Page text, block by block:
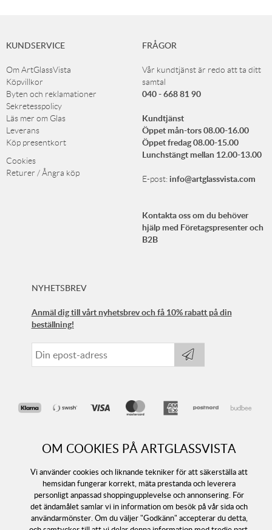
OM COOKIES PÅ ARTGLASSVISTA
Vi använder cookies och liknande tekniker för att säkerställa att
hemsidan fungerar korrekt, mäta prestanda och leverera
personligt anpassad shoppingupplevelse och annonsering. För
det ändamålet samlar vi in information om besök på vår sida och
användarmönster. Om du väljer "Godkänn" accepterar du detta,
KUNDSERVICE
Om ArtGlassVista
Köpvillkor
Byten och reklamationer
Sekretesspolicy
Läs mer om Glas
Leverans
Köp presentkort
Cookies
Returer / Ångra köp
FRÅGOR
Vår kundtjänst är redo att ta ditt
samtal
040 - 668 81 90
Kundtjänst
Öppet mån-tors 08.00-16.00
Öppet fredag 08.00-15.00
Lunchstängt mellan 12.00-13.00
E-post:info@artglassvista.com
Kontakta oss om du behöver
hjälp med Företagspresenter och
B2B
NYHETSBREV
Anmäl dig till vårt nyhetsbrev och få 10% rabatt på din
beställning!
Följ oss